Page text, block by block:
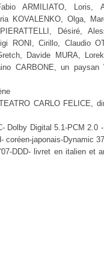
ARMILIATO, Loris,
KOVALENKO, Olga,
Désiré,
RONI, Cirillo, Claudio
Davide MURA,
CARBONE, un paysan
CARLO FELICE,
Dolby Digital 5.1-PCM 2.0
coréen-japonais-Dynamic
DDD- livret en italien et